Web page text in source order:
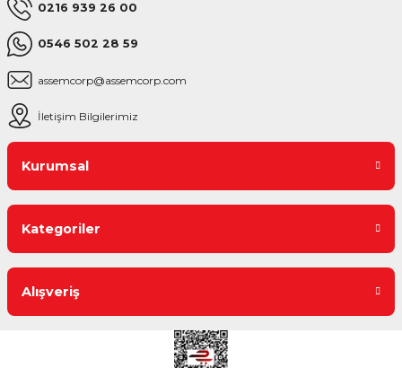
0216 939 26 00
0546 502 28 59
assemcorp@assemcorp.com
İletişim Bilgilerimiz
Kurumsal
Kategoriler
Alışveriş